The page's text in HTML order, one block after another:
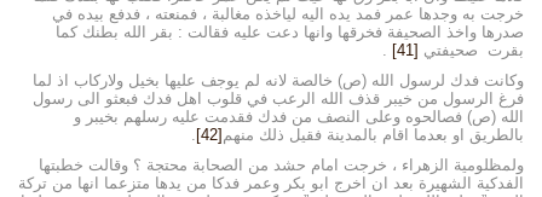
خرجت به وجدها عمر فمد يده اليه لياخذه مغالبة ، فمنعته ، فدفع بيده في
صدرها واخذ الصحيفة فخرقها وانها دعت عليه فقالت : بقر الله بطنك كما
بقرت صحيفتي [41]
.
وكانت فدك لرسول الله (ص) خالصة لانه لم يوجف عليها بخيل ولاركاب اذ لما
فرغ الرسول من خيبر قذف الله الرعب في قلوب اهل فدك فبعثو الى رسول
الله (ص) فصالحوه وعلى النصف من فدك فقدمت عليه رسلهم بخيبر و
بالطريق او بعدما اقام بالمدينة فقيل ذلك منهم [42]
.
ولمظلومية الزهراء ، خرجت امام حشد من الصحابة محتجة ؟ وقالت خطبتها
الفدكية الشهيرة بعد ان اخرج ابو بكر وعمر فدكا من يدها متزعما انها من تركة